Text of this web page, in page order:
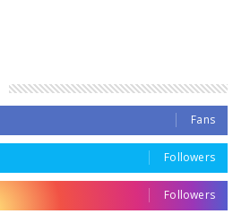
Fans
Followers
Followers